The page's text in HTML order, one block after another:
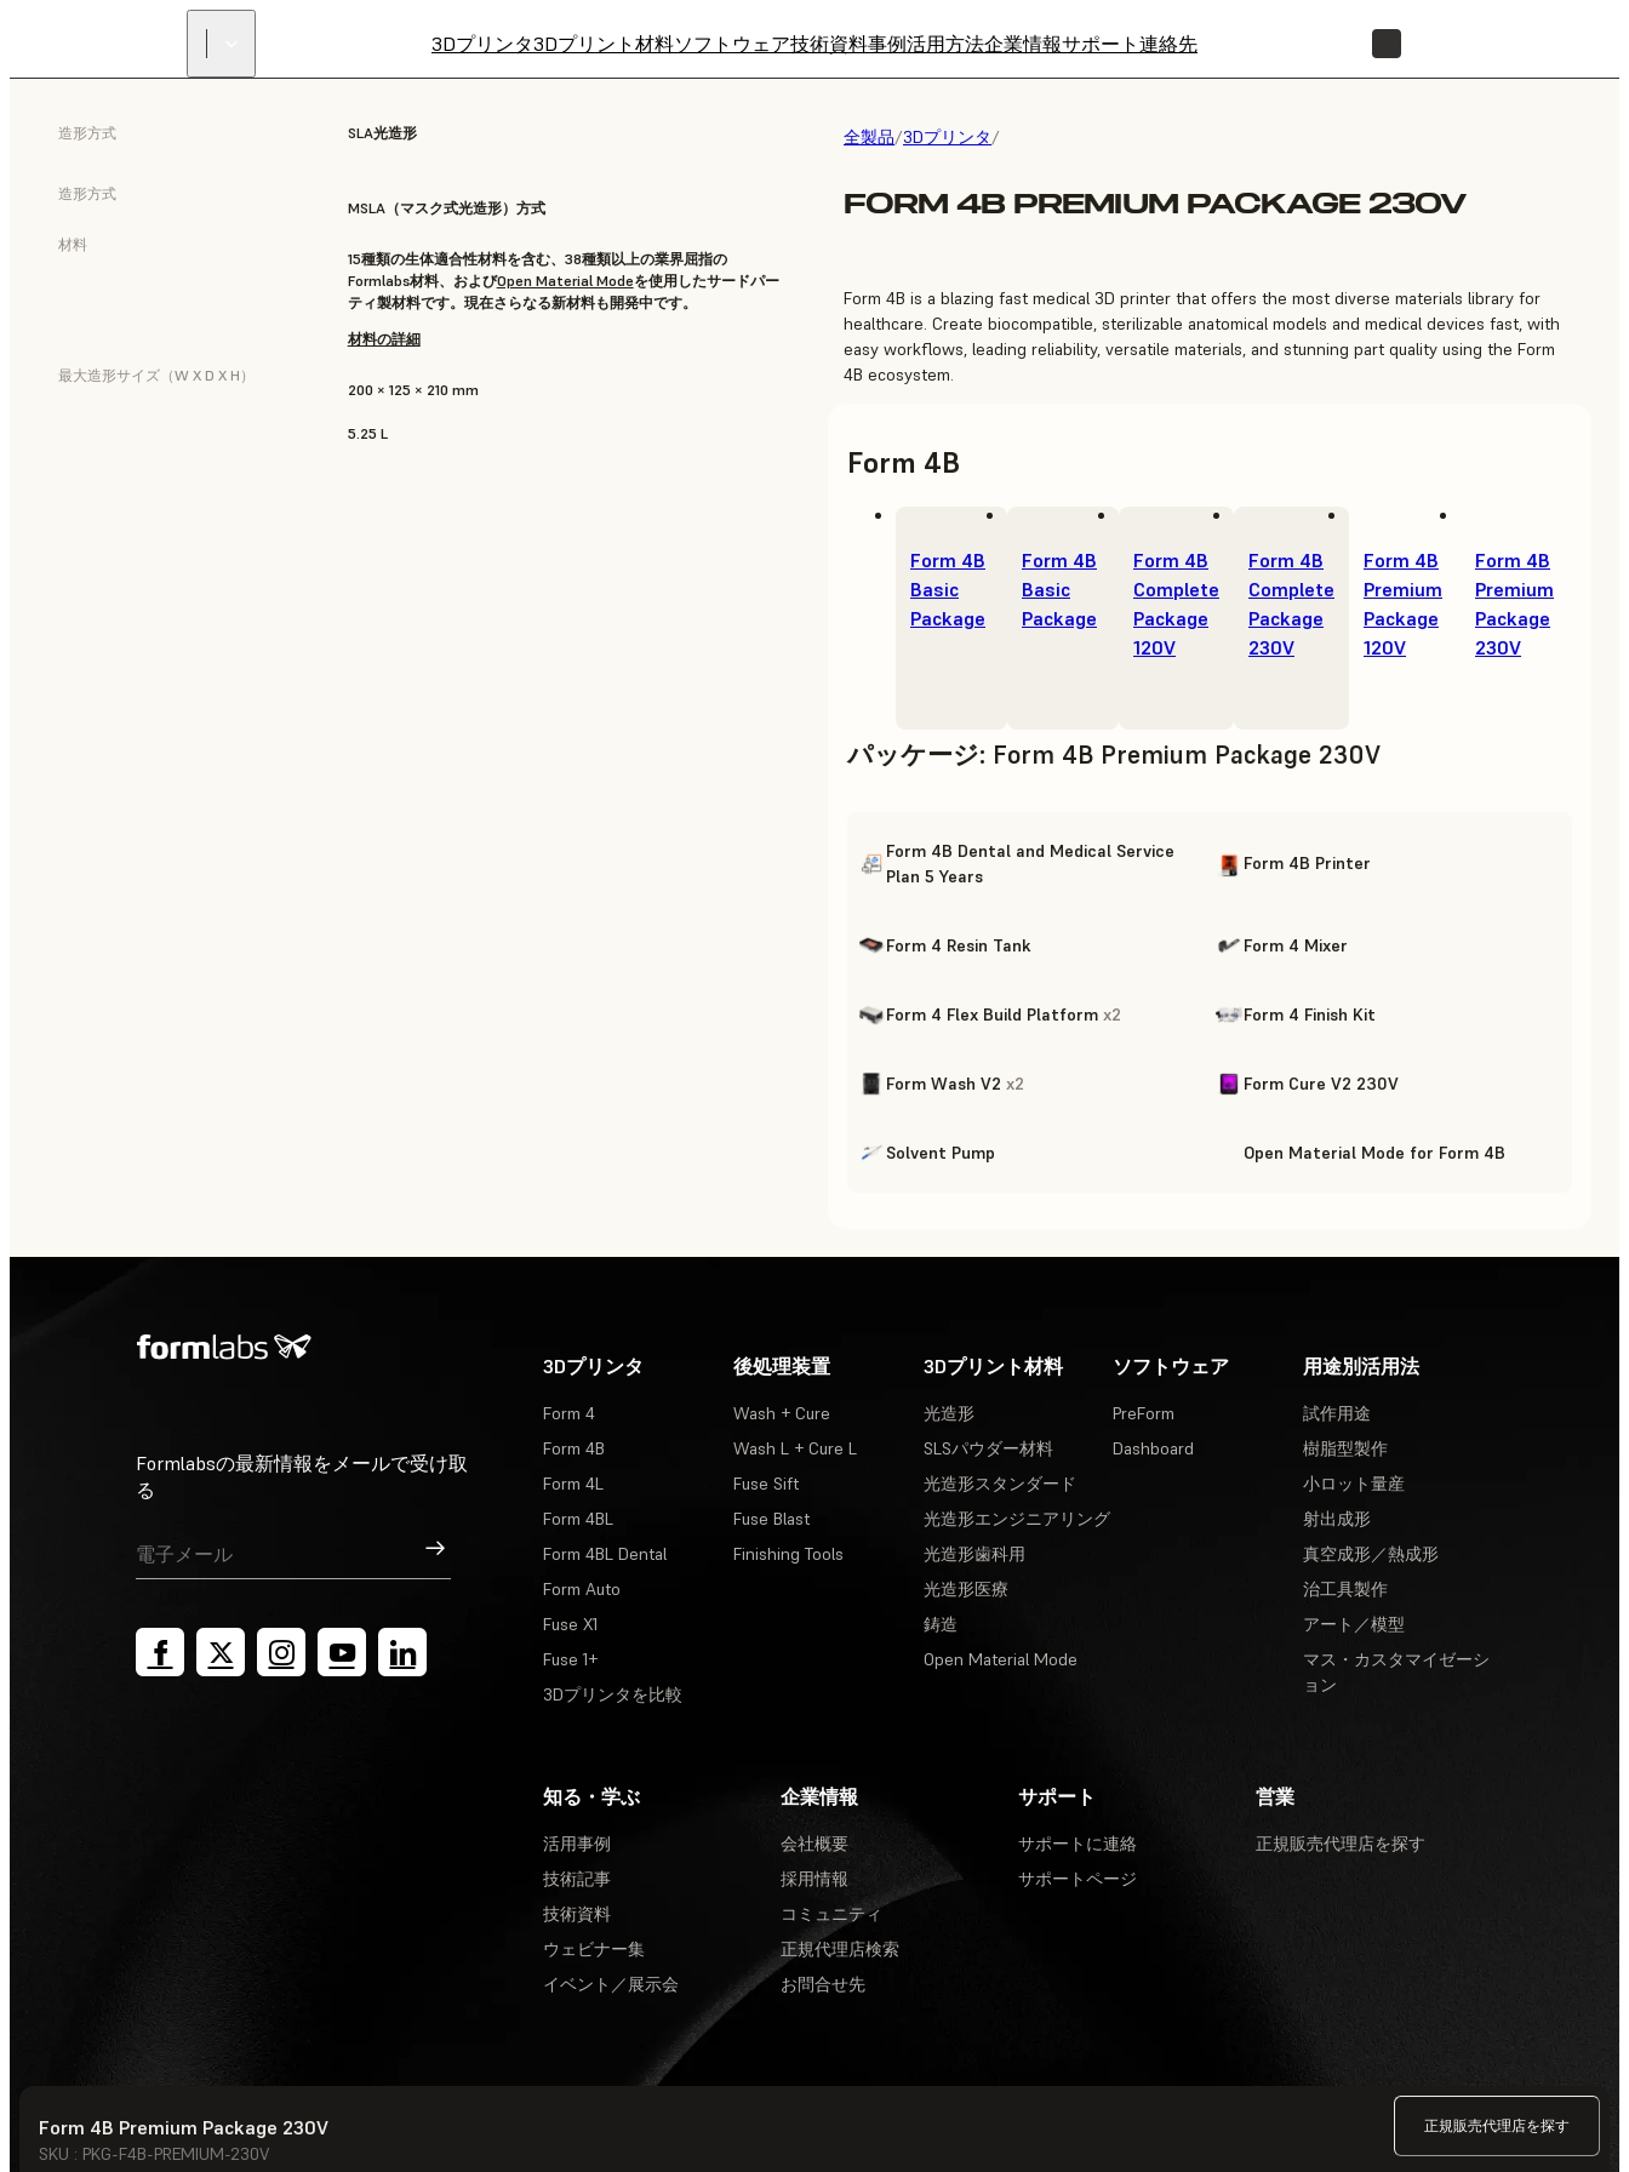
3Dプリンタ3Dプリント材料ソフトウェア技術資料事例活用方法企業情報サポート 連絡先
全製品/3Dプリンタ/
FORM 4B PREMIUM PACKAGE 230V
造形方式 SLA光造形
造形方式
MSLA（マスク式光造形）方式
材料
15種類の生体適合性材料を含む、38種類以上の業界屈指の
Formlabs材料、およびOpen Material Modeを使用したサードパー
ティ製材料です。現在さらなる新材料も開発中です。
材料の詳細
最大造形サイズ（W X D X H）
200 × 125 × 210 mm
5.25 L
Form 4B is a blazing fast medical 3D printer that offers the most diverse materials library for
healthcare. Create biocompatible, sterilizable anatomical models and medical devices fast, with
easy workflows, leading reliability, versatile materials, and stunning part quality using the Form
4B ecosystem.
Form 4B
Form 4B
Basic
Package
Form 4B
Basic
Package
Form 4B
Complete
Package
120V
Form 4B
Complete
Package
230V
Form 4B
Premium
Package
120V
Form 4B
Premium
Package
230V
パッケージ: Form 4B Premium Package 230V
Form 4B Dental and Medical Service
Plan 5 Years
Form 4B Printer
Form 4 Resin Tank Form 4 Mixer
Form 4 Flex Build Platform x2 Form 4 Finish Kit
Form Wash V2 x2 Form Cure V2 230V
Solvent Pump Open Material Mode for Form 4B
Form 4B Premium Package 230V
SKU : PKG-F4B-PREMIUM-230V
正規販売代理店を探す
Formlabsの最新情報をメールで受け取
る
サインアップ
3Dプリンタ
Form 4
Form 4B
Form 4L
Form 4BL
Form 4BL Dental
Form Auto
Fuse X1
Fuse 1+
3Dプリンタを比較
後処理装置
Wash + Cure
Wash L + Cure L
Fuse Sift
Fuse Blast
Finishing Tools
3Dプリント材料
光造形
SLSパウダー材料
光造形スタンダード
光造形エンジニアリング
光造形歯科用
光造形医療
鋳造
Open Material Mode
ソフトウェア
PreForm
Dashboard
用途別活用法
試作用途
樹脂型製作
小ロット量産
射出成形
真空成形／熱成形
治工具製作
アート／模型
マス・カスタマイゼーシ
ョン
知る・学ぶ
活用事例
技術記事
技術資料
ウェビナー集
イベント／展示会
企業情報
会社概要
採用情報
コミュニティ
正規代理店検索
お問合せ先
サポート
サポートに連絡
サポートページ
営業
正規販売代理店を探す
© Formlabs2026